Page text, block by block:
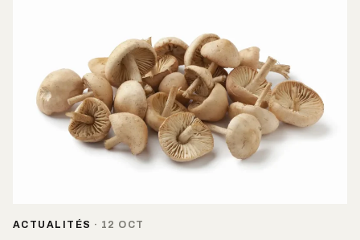
ACTUALITÉS · 12 OCT